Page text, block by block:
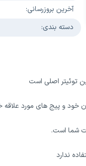
آخرین بروزرسانی:
دسته بندی:
خود و پیج های مورد علاقه
شما است.
ندارد